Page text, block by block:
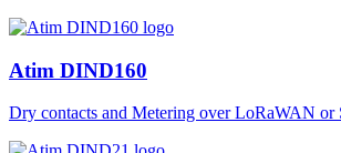
Atim DIND160
Dry contacts and Metering over LoRaWAN or